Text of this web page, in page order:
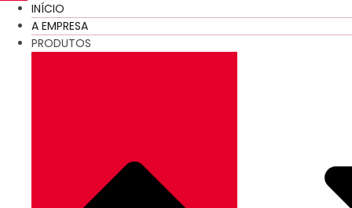
INÍCIO
A EMPRESA
PRODUTOS